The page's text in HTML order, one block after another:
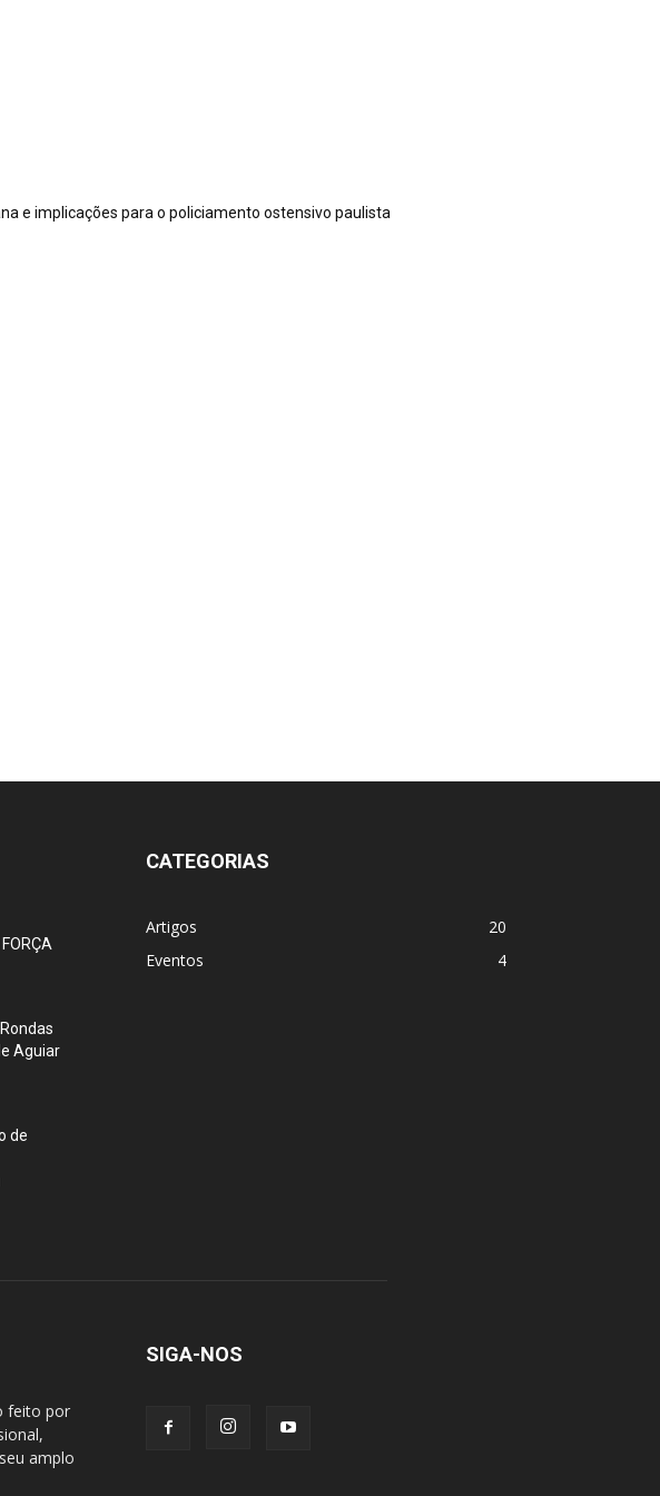
e implicações para o policiamento ostensivo paulista
Aguiar
de
CATEGORIAS
Artigos
20
Eventos
4
feito por
amplo
SIGA-NOS